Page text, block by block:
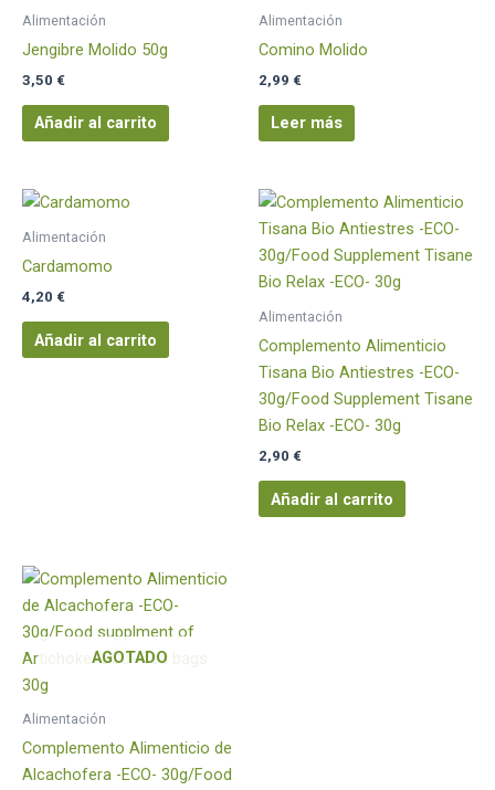
Alimentación
Jengibre Molido 50g
3,50 €
Añadir al carrito
Alimentación
Comino Molido
2,99 €
Leer más
Alimentación
Cardamomo
4,20 €
Añadir al carrito
Alimentación
Complemento Alimenticio
Tisana Bio Antiestres -ECO-
30g/Food Supplement Tisane
Bio Relax -ECO- 30g
2,90 €
Añadir al carrito
AGOTADO
Alimentación
Complemento Alimenticio de
Alcachofera -ECO- 30g/Food